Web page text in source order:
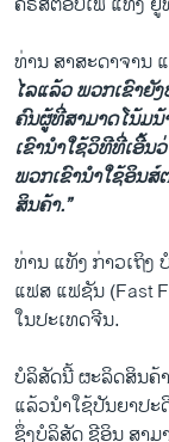
ທ່ານ ສາສະດາຈານ
ໄລແລ້ວ ພວກເຂົາຍັ
ຄົນຜູ້ທີ່ສາມາດໂນ້ມ
ເຂົານຳໃຊ້ວິທີທີ່ເອີ້ນ
ພວກເຂົານຳໃຊ້ອິນສ໌
ສິນຄ້າ.”
ທ່ານ ແທັງ ກ່າວເຖິງ
ແຟສ ແຟຊັນ (Fast
ໃນປະເທດຈີນ.
ບໍລິສັດນີ້ ຜະລິດສິນຄ້
ແລ້ວນຳໃຊ້ປັນຍາປ
ຊຶ່ງບໍລິສັດ ຊີອິນ ສາ